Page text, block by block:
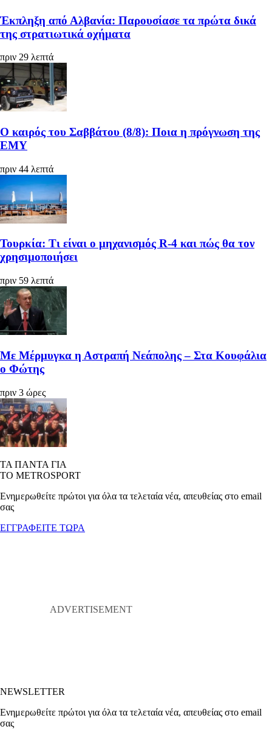
Έκπληξη από Αλβανία: Παρουσίασε τα πρώτα δικά
της στρατιωτικά οχήματα
πριν 29 λεπτά
Ο καιρός του Σαββάτου (8/8): Ποια η πρόγνωση της
ΕΜΥ
πριν 44 λεπτά
Τουρκία: Τι είναι ο μηχανισμός R-4 και πώς θα τον
χρησιμοποιήσει
πριν 59 λεπτά
Με Μέρμυγκα η Αστραπή Νεάπολης – Στα Κουφάλια
ο Φώτης
πριν 3 ώρες
ΤΑ ΠΑΝΤΑ ΓΙΑ
ΤΟ METROSPORT
Ενημερωθείτε πρώτοι για όλα τα τελεταία νέα, απευθείας στο email
σας
ΕΓΓΡΑΦΕΙΤΕ ΤΩΡΑ
NEWSLETTER
Ενημερωθείτε πρώτοι για όλα τα τελεταία νέα, απευθείας στο email
σας